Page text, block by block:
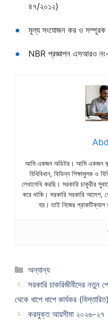
৪৭/২০১২)
মূল্য সংযোজন কর ও সম্পূরক
NBR প্রজ্ঞাপন এসআরও
আমি একজন অডিটর। আমি একজন
বিধিবিধান, বিভিন্ন শিক্ষামুলক ও
লেখালেখি করছি। সরকারি চাকুরীর
করে থাকি। সরকারি সরকারি আদেশ,
হয়। তাই নিজের প্রাকটিক্যাল
Categories
অন্যান্য
সরকারি চাকরিজীবীদের
থেকে ধাপে ধাপে কার্যকর (বিস্তারিত)
করমুক্ত আয়সীমা ২০২৬-২৭